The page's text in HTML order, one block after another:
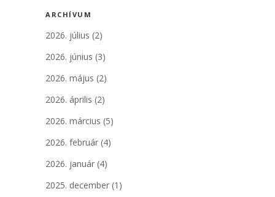
ARCHÍVUM
2026. július (2)
2026. június (3)
2026. május (2)
2026. április (2)
2026. március (5)
2026. február (4)
2026. január (4)
2025. december (1)